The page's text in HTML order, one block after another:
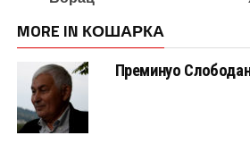
MORE IN КОШАРКА
Преминуо